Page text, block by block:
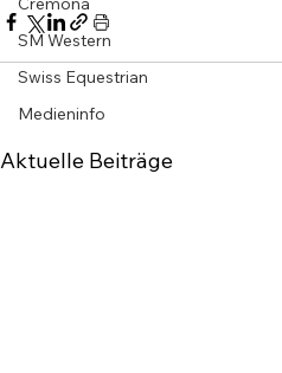
SM Western
Swiss Equestrian
Medieninfo
Aktuelle Beiträge